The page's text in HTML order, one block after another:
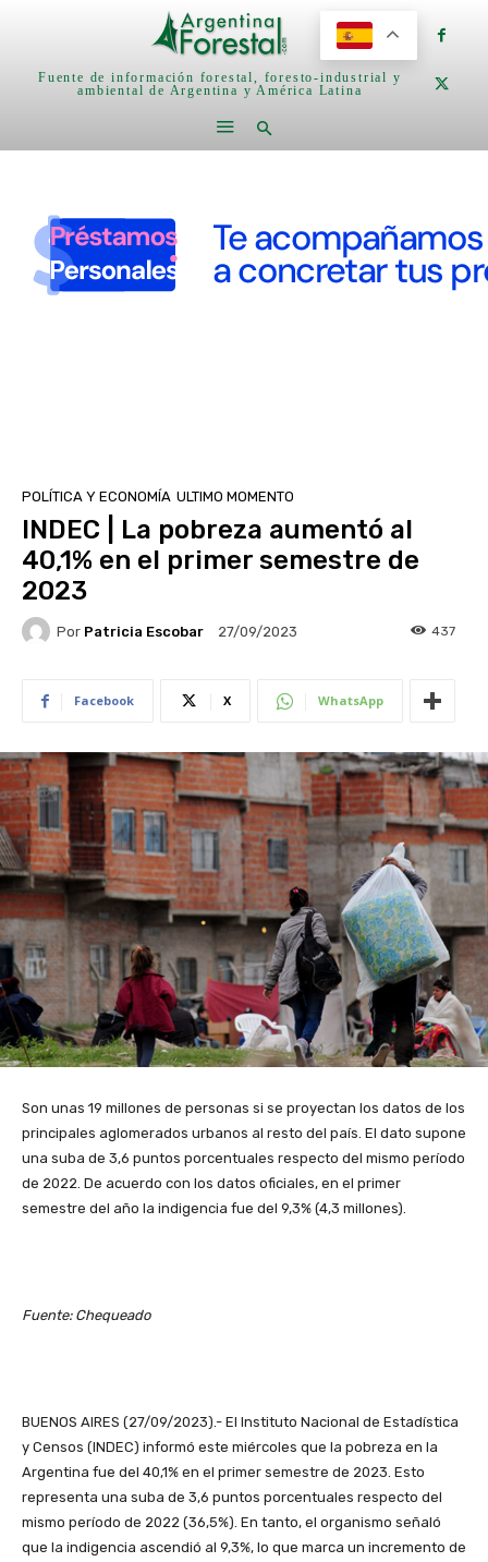
Fuente de información forestal, foresto-industrial y
ambiental de Argentina y América Latina
POLÍTICA Y ECONOMÍA ULTIMO MOMENTO
INDEC | La pobreza aumentó al
40,1% en el primer semestre de
2023
Por Patricia Escobar 27/09/2023 437
Facebook X WhatsApp
Son unas 19 millones de personas si se proyectan los datos de los
principales aglomerados urbanos al resto del país. El dato supone
una suba de 3,6 puntos porcentuales respecto del mismo período
de 2022. De acuerdo con los datos oficiales, en el primer
semestre del año la indigencia fue del 9,3% (4,3 millones).
Fuente: Chequeado
BUENOS AIRES (27/09/2023).- El Instituto Nacional de Estadística
y Censos (INDEC) informó este miércoles que la pobreza en la
Argentina fue del 40,1% en el primer semestre de 2023. Esto
representa una suba de 3,6 puntos porcentuales respecto del
mismo período de 2022 (36,5%). En tanto, el organismo señaló
que la indigencia ascendió al 9,3%, lo que marca un incremento de